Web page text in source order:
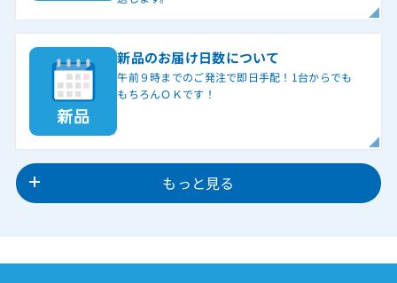
新品のお届け日数について
午前９時までのご発注で即日手配！1台からでも
もちろんＯＫです！
もっと見る